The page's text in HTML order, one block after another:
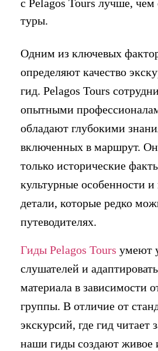
с Pelagos Tours лучше, чем
туры.
Одним из ключевых
определяют качество
гид. Pelagos Tours
опытными
обладают глубокими
включенных в маршрут.
только исторические
культурные особенности
детали, которые редко
путеводителях.
Гиды Pelagos Tours умеют
слушателей и
материала в зависимости
группы. В отличие от
экскурсий, где гид читает
наши гиды создают живое